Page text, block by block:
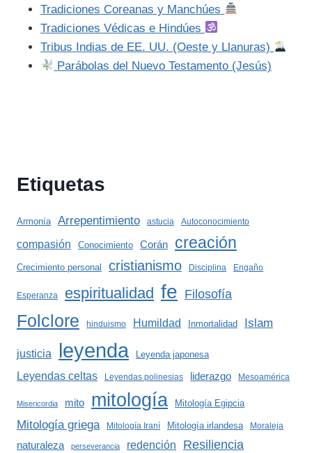
Tradiciones Coreanas y Manchúes
Tradiciones Védicas e Hindúes
Tribus Indias de EE. UU. (Oeste y Llanuras)
Parábolas del Nuevo Testamento (Jesús)
Etiquetas
Armonía Arrepentimiento astucia Autoconocimiento
compasión Conocimiento Corán creación
Crecimiento personal cristianismo Disciplina Engaño
Esperanza espiritualidad fe Filosofía
Folclore hinduismo Humildad Inmortalidad Islam
justicia leyenda Leyenda japonesa
Leyendas celtas Leyendas polinesias liderazgo Mesoamérica
Misericordia mito mitología Mitología Egipcia
Mitología griega Mitología Iraní Mitología irlandesa Moraleja
naturaleza perseverancia redención Resiliencia